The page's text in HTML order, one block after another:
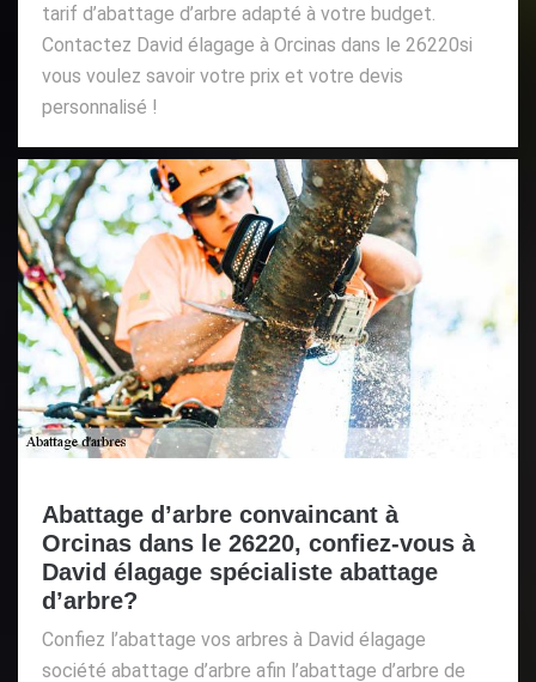
tarif d’abattage d’arbre adapté à votre budget.
Contactez David élagage à Orcinas dans le 26220si
vous voulez savoir votre prix et votre devis
personnalisé !
Abattage d’arbre convaincant à
Orcinas dans le 26220, confiez-vous à
David élagage spécialiste abattage
d’arbre?
Confiez l’abattage vos arbres à David élagage
société abattage d’arbre afin l’abattage d’arbre de